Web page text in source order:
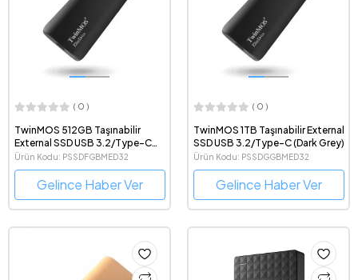
( 0 )
TwinMOS 512GB Taşınabilir
External SSD USB 3.2/Type-C
(Dark Grey)
Ürün Kodu: PSSDFGBMED32
Gelince Haber Ver
( 0 )
TwinMOS 1TB Taşınabilir External
SSD USB 3.2/Type-C (Dark Grey)
Ürün Kodu: PSSDGGBMED32
Gelince Haber Ver